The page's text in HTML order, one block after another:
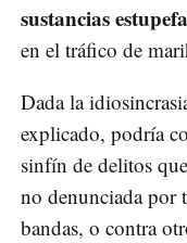
sustancias
en el tráfico de
Dada la
explicado, podría
sinfín de delitos
no denunciada por
bandas, o contra